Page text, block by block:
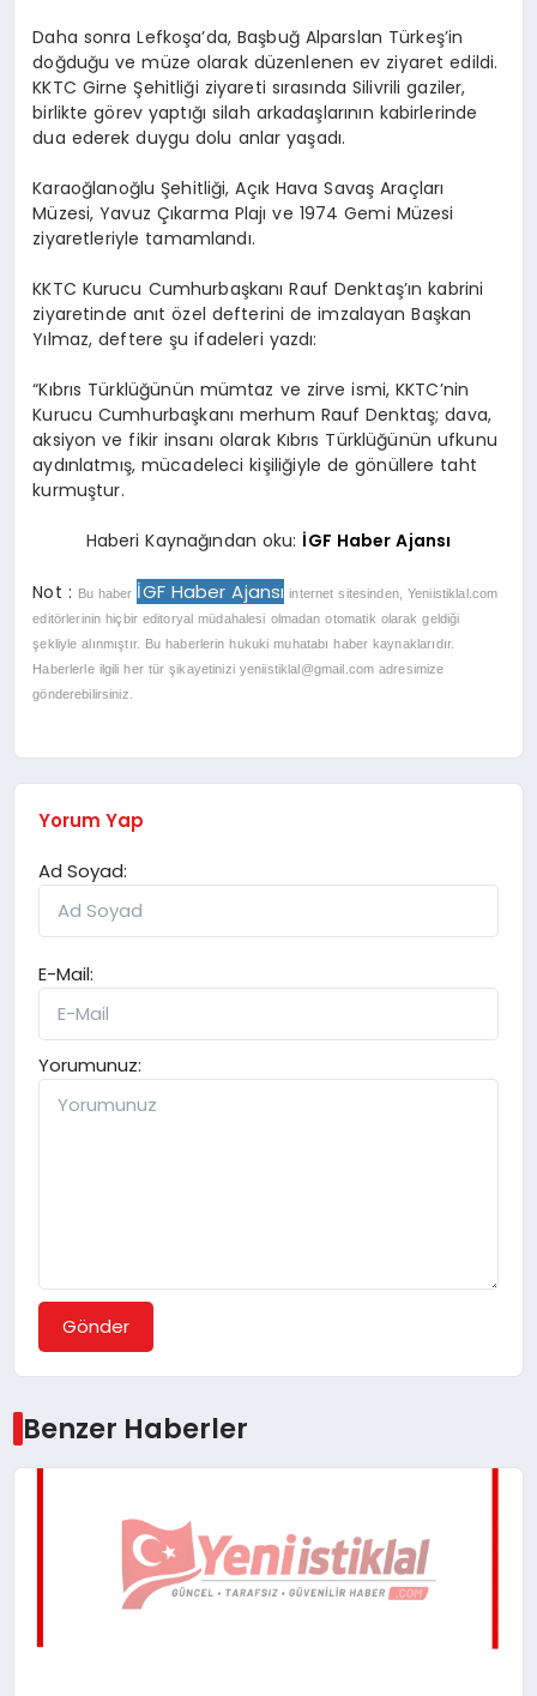
Daha sonra Lefkoşa’da, Başbuğ Alparslan Türkeş’in
doğduğu ve müze olarak düzenlenen ev ziyaret edildi.
KKTC Girne Şehitliği ziyareti sırasında Silivrili gaziler,
birlikte görev yaptığı silah arkadaşlarının kabirlerinde
dua ederek duygu dolu anlar yaşadı.
Karaoğlanoğlu Şehitliği, Açık Hava Savaş Araçları
Müzesi, Yavuz Çıkarma Plajı ve 1974 Gemi Müzesi
ziyaretleriyle tamamlandı.
KKTC Kurucu Cumhurbaşkanı Rauf Denktaş’ın kabrini
ziyaretinde anıt özel defterini de imzalayan Başkan
Yılmaz, deftere şu ifadeleri yazdı:
“Kıbrıs Türklüğünün mümtaz ve zirve ismi, KKTC’nin
Kurucu Cumhurbaşkanı merhum Rauf Denktaş; dava,
aksiyon ve fikir insanı olarak Kıbrıs Türklüğünün ufkunu
aydınlatmış, mücadeleci kişiliğiyle de gönüllere taht
kurmuştur.
Haberi Kaynağından oku: İGF Haber Ajansı
Not : Bu haber İGF Haber Ajansı internet sitesinden, Yeniistiklal.com
editörlerinin hiçbir editoryal müdahalesi olmadan otomatik olarak geldiği
şekliyle alınmıştır. Bu haberlerin hukuki muhatabı haber kaynaklarıdır.
Haberlerle ilgili her tür şikayetinizi yeniistiklal@gmail.com adresimize
gönderebilirsiniz.
Yorum Yap
Ad Soyad:
E-Mail:
Yorumunuz:
Gönder
Benzer Haberler